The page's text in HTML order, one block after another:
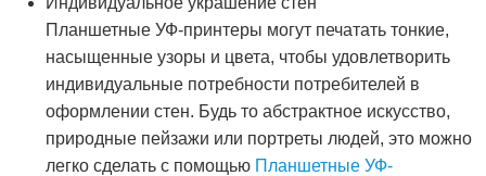
Планшетные УФ-принтеры могут печатать тонкие,
насыщенные узоры и цвета, чтобы удовлетворить
индивидуальные потребности потребителей в
оформлении стен. Будь то абстрактное искусство,
природные пейзажи или портреты людей, это можно
легко сделать с помощью Планшетные УФ-